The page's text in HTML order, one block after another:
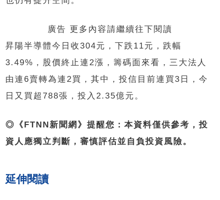
廣告 更多內容請繼續往下閱讀
昇陽半導體今日收304元，下跌11元，跌幅
3.49%，股價終止連2漲，籌碼面來看，三大法人
由連6賣轉為連2買，其中，投信目前連買3日，今
日又買超788張，投入2.35億元。
◎《FTNN新聞網》提醒您：本資料僅供參考，投
資人應獨立判斷，審慎評估並自負投資風險。
延伸閱讀